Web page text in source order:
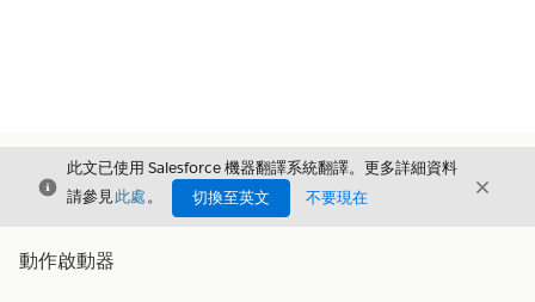
結束
此文已使用 Salesforce 機器翻譯系統翻譯。更多詳細資料
請參見此處。 切換至英文 不要現在 結束
動作啟動器